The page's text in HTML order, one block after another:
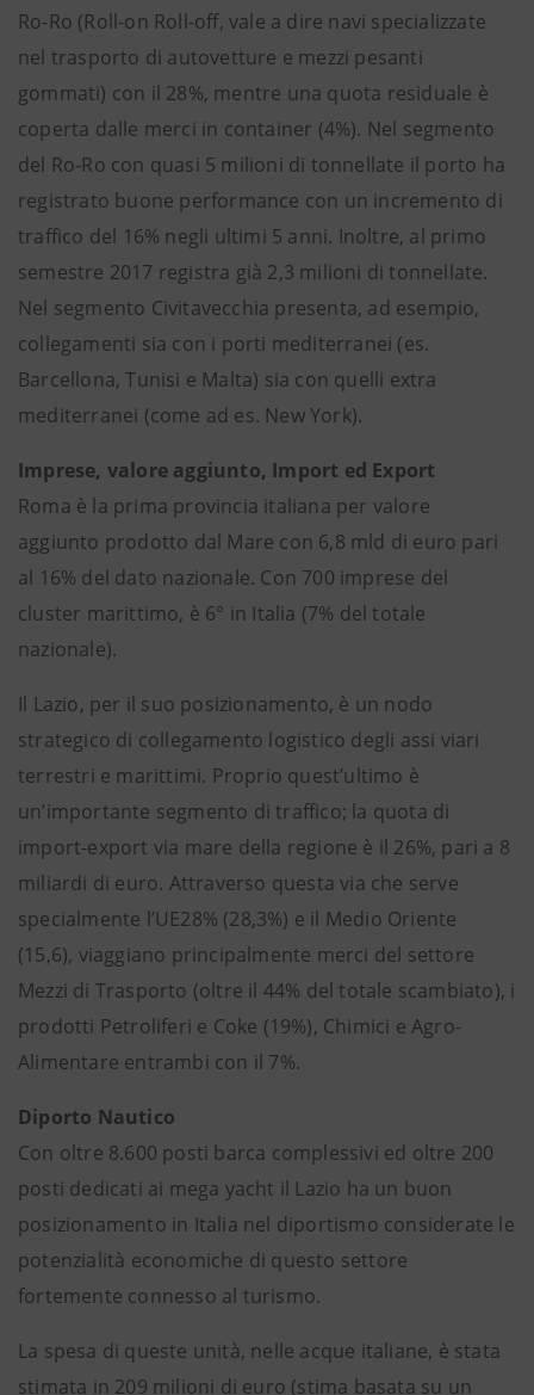
Ro-Ro (Roll-on Roll-off, vale a dire navi specializzate
nel trasporto di autovetture e mezzi pesanti
gommati) con il 28%, mentre una quota residuale è
coperta dalle merci in container (4%). Nel segmento
del Ro-Ro con quasi 5 milioni di tonnellate il porto ha
registrato buone performance con un incremento di
traffico del 16% negli ultimi 5 anni. Inoltre, al primo
semestre 2017 registra già 2,3 milioni di tonnellate.
Nel segmento Civitavecchia presenta, ad esempio,
collegamenti sia con i porti mediterranei (es.
Barcellona, Tunisi e Malta) sia con quelli extra
mediterranei (come ad es. New York).
Imprese, valore aggiunto, Import ed Export
Roma è la prima provincia italiana per valore
aggiunto prodotto dal Mare con 6,8 mld di euro pari
al 16% del dato nazionale. Con 700 imprese del
cluster marittimo, è 6° in Italia (7% del totale
nazionale).
Il Lazio, per il suo posizionamento, è un nodo
strategico di collegamento logistico degli assi viari
terrestri e marittimi. Proprio quest’ultimo è
un’importante segmento di traffico; la quota di
import-export via mare della regione è il 26%, pari a 8
miliardi di euro. Attraverso questa via che serve
specialmente l’UE28% (28,3%) e il Medio Oriente
(15,6), viaggiano principalmente merci del settore
Mezzi di Trasporto (oltre il 44% del totale scambiato), i
prodotti Petroliferi e Coke (19%), Chimici e Agro-
Alimentare entrambi con il 7%.
Diporto Nautico
Con oltre 8.600 posti barca complessivi ed oltre 200
posti dedicati ai mega yacht il Lazio ha un buon
posizionamento in Italia nel diportismo considerate le
potenzialità economiche di questo settore
fortemente connesso al turismo.
La spesa di queste unità, nelle acque italiane, è stata
stimata in 209 milioni di euro (stima basata su un